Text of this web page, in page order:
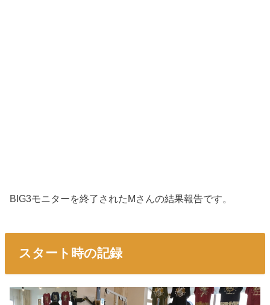
BIG3モニターを終了されたMさんの結果報告です。
スタート時の記録